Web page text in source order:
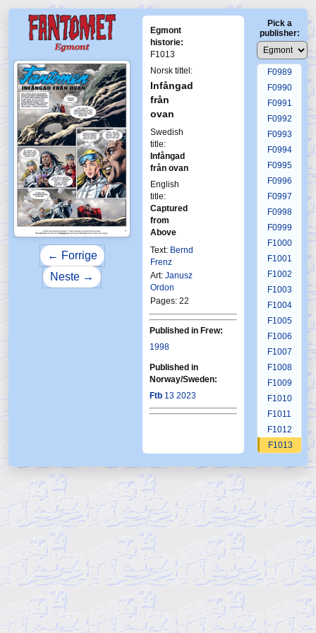
← Forrige
Neste →
Egmont
historie:
F1013
Norsk tittel:
Infångad
från
ovan
Swedish
title:
Infångad
från ovan
English
title:
Captured
from
Above
Text: Bernd
Frenz
Art: Janusz
Ordon
Pages: 22
Published in Frew:
1998
Published in
Norway/Sweden:
Ftb 13 2023
Pick a
publisher:
F0985
F0986
F0987
F0988
F0989
F0990
F0991
F0992
F0993
F0994
F0995
F0996
F0997
F0998
F0999
F1000
F1001
F1002
F1003
F1004
F1005
F1006
F1007
F1008
F1009
F1010
F1011
F1012
F1013
F1016
F1017
F1018
F1020
F1021
F1022
F1024